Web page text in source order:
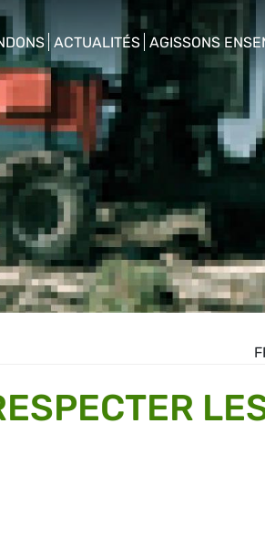
ACTUALITÉS
show/hide sub menu
AGISSONS
show/hide sub